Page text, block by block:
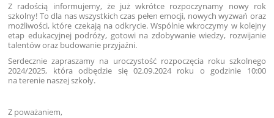
Z radością informujemy, że już wkrótce rozpoczynamy nowy rok
szkolny! To dla nas wszystkich czas pełen emocji, nowych wyzwań oraz
możliwości, które czekają na odkrycie. Wspólnie wkroczymy w kolejny
etap edukacyjnej podróży, gotowi na zdobywanie wiedzy, rozwijanie
talentów oraz budowanie przyjaźni.
Serdecznie zapraszamy na uroczystość rozpoczęcia roku szkolnego
2024/2025, która odbędzie się 02.09.2024 roku o godzinie 10:00
na terenie naszej szkoły.
Z poważaniem,